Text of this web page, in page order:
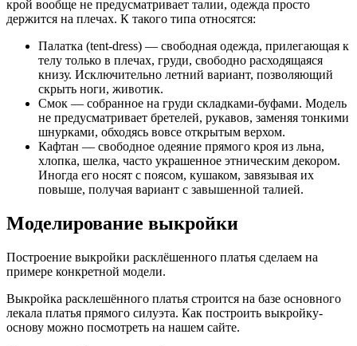
крой вообще не предусматривает талии, одежда просто
держится на плечах. К такого типа относятся:
Палатка (tent-dress) — свободная одежда, прилегающая к
телу только в плечах, груди, свободно расходящаяся
книзу. Исключительно летний вариант, позволяющий
скрыть ноги, животик.
Смок — собранное на груди складками-буфами. Модель
не предусматривает бретелей, рукавов, заменяя тонкими
шнурками, обходясь вовсе открытым верхом.
Кафтан — свободное одеяние прямого кроя из льна,
хлопка, шелка, часто украшенное этническим декором.
Иногда его носят с поясом, кушаком, завязывая их
повыше, получая вариант с завышенной талией.
Моделирование выкройки
Построение выкройки расклёшенного платья сделаем на
примере конкретной модели.
Выкройка расклешённого платья строится на базе основного
лекала платья прямого силуэта. Как построить выкройку-
основу можно посмотреть на нашем сайте.